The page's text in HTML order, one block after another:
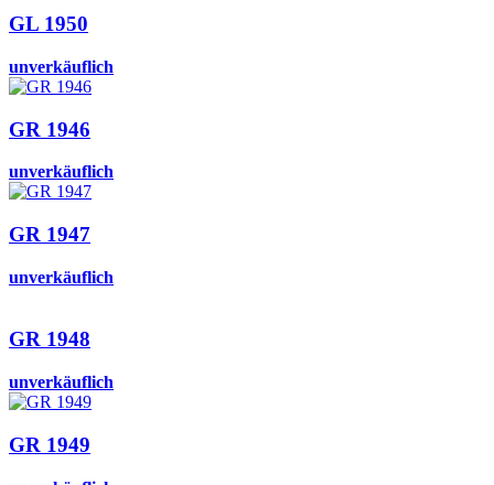
GL 1950
unverkäuflich
GR 1946
unverkäuflich
GR 1947
unverkäuflich
GR 1948
unverkäuflich
GR 1949